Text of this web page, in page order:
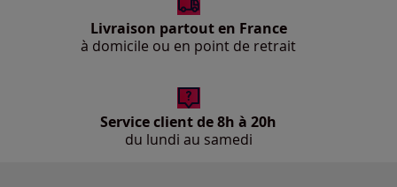
Livraison partout en France
à domicile ou en point de retrait
Service client de 8h à 20h
du lundi au samedi